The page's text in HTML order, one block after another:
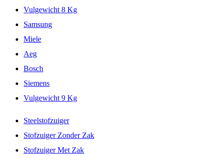
Vulgewicht 8 Kg
Samsung
Miele
Aeg
Bosch
Siemens
Vulgewicht 9 Kg
Steelstofzuiger
Stofzuiger Zonder Zak
Stofzuiger Met Zak